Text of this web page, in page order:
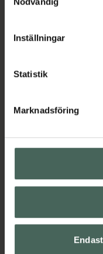
cookieinställningar.
lagligheten av
Inställningar
Statistik
Marknadsföring
syd till Lappland i
hjälpa just dig att
med oss.
Kundservice
Hitta apotek
Leverans, betalning och
Sajtens tillgänglighet